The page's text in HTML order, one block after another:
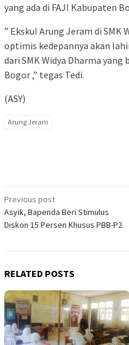
yang ada di FAJI Kabupaten
” Ekskul Arung Jeram di SMK
optimis kedepannya akan
dari SMK Widya Dharma
Bogor ,” tegas Tedi.
(ASY)
Arung Jeram
Post
navigation
Previous post
Asyik, Bapenda Beri Stimulus
Diskon 15 Persen Khusus PBB-P2
RELATED POSTS